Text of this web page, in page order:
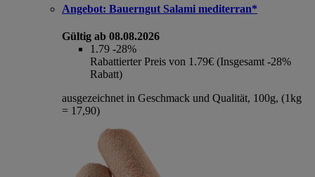
Angebot: Bauerngut Salami mediterran*
Gültig ab 08.08.2026
1.79 -28%
Rabattierter Preis von 1.79€ (Insgesamt -28%
Rabatt)
ausgezeichnet in Geschmack und Qualität, 100g, (1kg
= 17,90)